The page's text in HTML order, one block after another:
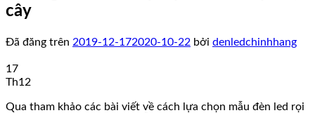
cây
Đã đăng trên 2019-12-172020-10-22 bởi denledchinhhang
17
Th12
Qua tham khảo các bài viết về cách lựa chọn mẫu đèn led rọi